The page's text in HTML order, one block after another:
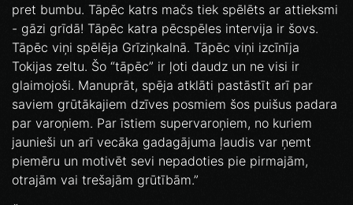
pret bumbu. Tāpēc katrs mačs tiek spēlēts ar attieksmi
- gāzi grīdā! Tāpēc katra pēcspēles intervija ir šovs.
Tāpēc viņi spēlēja Grīziņkalnā. Tāpēc viņi izcīnīja
Tokijas zeltu. Šo “tāpēc” ir ļoti daudz un ne visi ir
glaimojoši. Manuprāt, spēja atklāti pastāstīt arī par
saviem grūtākajiem dzīves posmiem šos puišus padara
par varoņiem. Par īstiem supervaroņiem, no kuriem
jaunieši un arī vecāka gadagājuma ļaudis var ņemt
piemēru un motivēt sevi nepadoties pie pirmajām,
otrajām vai trešajām grūtībām.”